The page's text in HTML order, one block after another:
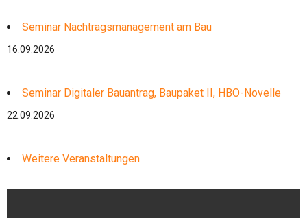
Seminar Nachtragsmanagement am Bau
16.09.2026
Seminar Digitaler Bauantrag, Baupaket II, HBO-Novelle
22.09.2026
Weitere Veranstaltungen